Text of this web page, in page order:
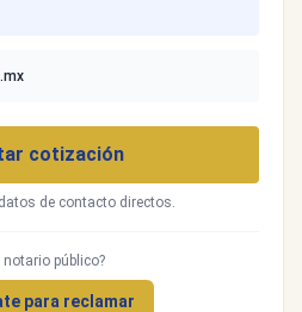
cotización
de contacto directos.
notario público?
para reclamar